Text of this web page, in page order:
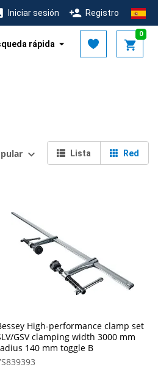
Iniciar sesión Registro
0
rápida
Red
Lista
High-performance clamp set
GSV clamping width 3000 mm
140 mm toggle B